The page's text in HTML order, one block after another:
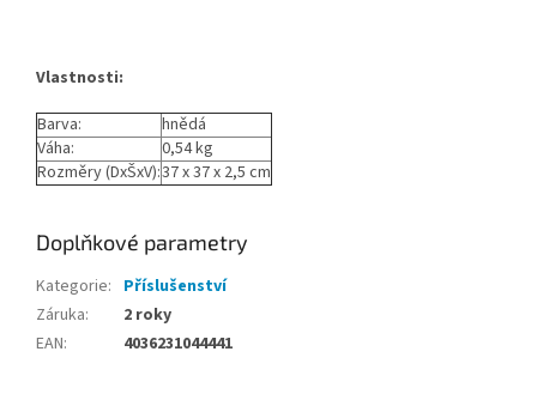
Vlastnosti:
Barva:
hnědá
Váha:
0,54 kg
Rozměry (DxŠxV):37 x 37 x 2,5 cm
Doplňkové parametry
Kategorie: Příslušenství
Záruka:
2 roky
EAN: 4036231044441